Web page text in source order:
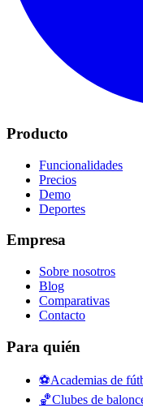
Producto
Funcionalidades
Precios
Demo
Deportes
Empresa
Sobre nosotros
Blog
Comparativas
Contacto
Para quién
⚽Academias de
🏀Clubes de